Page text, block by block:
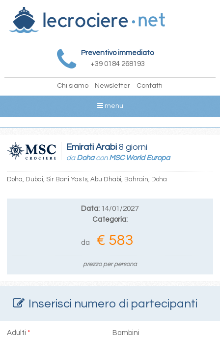
Preventivo immediato
+39 0184 268193
Chi siamo Newsletter Contatti
menu
Emirati Arabi8 giorni
da Dohacon MSC World Europa
Doha, Dubai, Sir Bani Yas Is, Abu Dhabi, Bahrain, Doha
Data: 14/01/2027
Categoria:
da € 583
prezzo per persona
Inserisci numero di partecipanti
Adulti* Bambini